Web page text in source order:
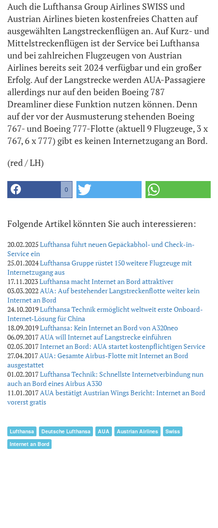
Auch die Lufthansa Group Airlines SWISS und
Austrian Airlines bieten kostenfreies Chatten auf
ausgewählten Langstreckenflügen an. Auf Kurz- und
Mittelstreckenflügen ist der Service bei Lufthansa
und bei zahlreichen Flugzeugen von Austrian
Airlines bereits seit 2024 verfügbar und ein großer
Erfolg. Auf der Langstrecke werden AUA-Passagiere
allerdings nur auf den beiden Boeing 787
Dreamliner diese Funktion nutzen können. Denn
auf der vor der Ausmusterung stehenden Boeing
767- und Boeing 777-Flotte (aktuell 9 Flugzeuge, 3 x
767, 6 x 777) gibt es keinen Internetzugang an Bord.
(red / LH)
0
Folgende Artikel könnten Sie auch interessieren:
20.02.2025Lufthansa führt neuen Gepäckabhol- und Check-in-
Service ein
25.01.2024Lufthansa Gruppe rüstet 150 weitere Flugzeuge mit
Internetzugang aus
17.11.2023Lufthansa macht Internet an Bord attraktiver
03.03.2022AUA: Auf bestehender Langstreckenflotte weiter kein
Internet an Bord
24.10.2019Lufthansa Technik ermöglicht weltweit erste Onboard-
Internet-Lösung für China
18.09.2019Lufthansa: Kein Internet an Bord von A320neo
06.09.2017AUA will Internet auf Langstrecke einführen
02.05.2017Internet an Bord: AUA startet kostenpflichtigen Service
27.04.2017AUA: Gesamte Airbus-Flotte mit Internet an Bord
ausgestattet
01.02.2017Lufthansa Technik: Schnellste Internetverbindung nun
auch an Bord eines Airbus A330
11.01.2017AUA bestätigt Austrian Wings Bericht: Internet an Bord
vorerst gratis
Lufthansa Deutsche Lufthansa AUA Austrian Airlines
Swiss
Internet an Bord